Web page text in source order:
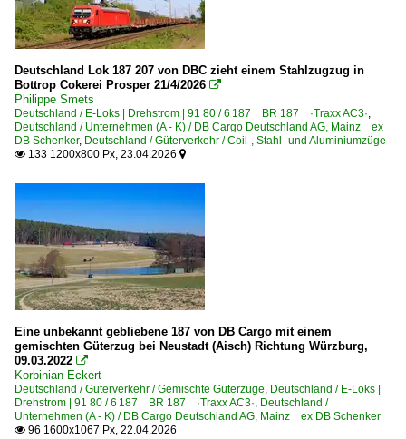
Deutschland Lok 187 207 von DBC zieht einem Stahlzugzug in
Bottrop Cokerei Prosper 21/4/2026 
Philippe Smets
Deutschland / E-Loks | Drehstrom | 91 80 / 6 187 BR 187 ·Traxx AC3·,
Deutschland / Unternehmen (A - K) / DB Cargo Deutschland AG, Mainz ex
DB Schenker, Deutschland / Güterverkehr / Coil-, Stahl- und Aluminiumzüge
 133 1200x800 Px, 23.04.2026 
Eine unbekannt gebliebene 187 von DB Cargo mit einem
gemischten Güterzug bei Neustadt (Aisch) Richtung Würzburg,
09.03.2022 
Korbinian Eckert
Deutschland / Güterverkehr / Gemischte Güterzüge, Deutschland / E-Loks |
Drehstrom | 91 80 / 6 187 BR 187 ·Traxx AC3·, Deutschland /
Unternehmen (A - K) / DB Cargo Deutschland AG, Mainz ex DB Schenker
 96 1600x1067 Px, 22.04.2026